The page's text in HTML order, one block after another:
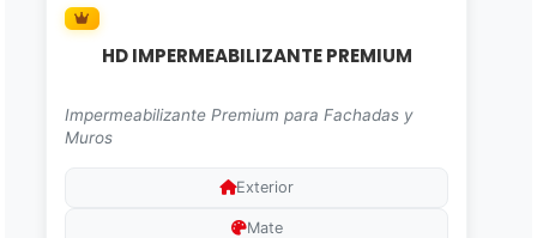
HD IMPERMEABILIZANTE PREMIUM
Impermeabilizante Premium para Fachadas y
Muros
Exterior
Mate